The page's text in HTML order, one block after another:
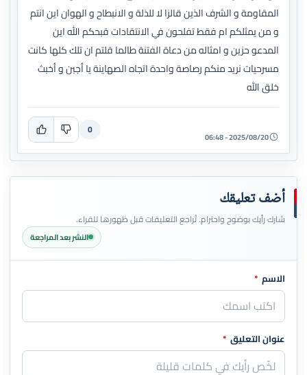
المقاومة و الشرف الذين قالزا لا للذلة و الانبطاح و الهوان اين انتم
و من يمثلكم ام فقط تفلحون في الانتقادات قبحكم الله اين
المدعو حزين و امثاله من دعاة الفتنة طالما قلتم ان تلك كلها كانت
مسرحيات نريد منكم رصاصة واحدة اتجاه الصهاينة يا أجبن و أخبث
خلق الله
2025/08/20 - 06:48
0
أضف تعليقك
شارك رأيك بوضوح واحترام. تُراجع التعليقات قبل ظهورها للقراء.
النشر بعد المراجعة
اترك هذا الحقل فارغاً
الاسم *
عنوان التعليق *